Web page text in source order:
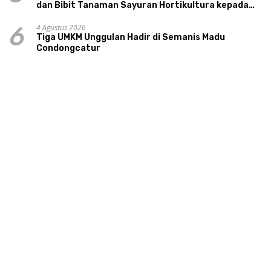
dan Bibit Tanaman Sayuran Hortikultura kepada
6
4 Agustus 2026
Tiga UMKM Unggulan Hadir di Semanis Madu
Condongcatur